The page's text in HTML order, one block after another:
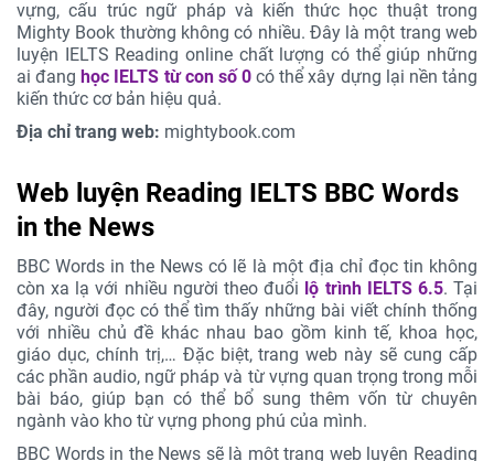
vựng, cấu trúc ngữ pháp và kiến thức học thuật trong
Mighty Book thường không có nhiều. Đây là một trang web
luyện IELTS Reading online chất lượng có thể giúp những
ai đanghọc IELTS từ con số 0 có thể xây dựng lại nền tảng
kiến thức cơ bản hiệu quả.
Địa chỉ trang web: mightybook.com
Web luyện Reading IELTS BBC Words
in the News
BBC Words in the News có lẽ là một địa chỉ đọc tin không
còn xa lạ với nhiều người theo đuổi lộ trình IELTS 6.5. Tại
đây, người đọc có thể tìm thấy những bài viết chính thống
với nhiều chủ đề khác nhau bao gồm kinh tế, khoa học,
giáo dục, chính trị,… Đặc biệt, trang web này sẽ cung cấp
các phần audio, ngữ pháp và từ vựng quan trọng trong mỗi
bài báo, giúp bạn có thể bổ sung thêm vốn từ chuyên
ngành vào kho từ vựng phong phú của mình.
BBC Words in the News sẽ là một trang web luyện Reading